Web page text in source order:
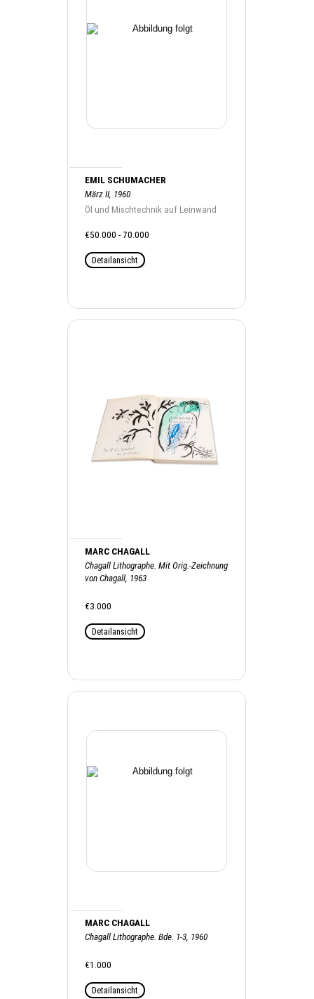
EMIL SCHUMACHER
März II, 1960
Öl und Mischtechnik auf Leinwand
€50.000 - 70.000
Detailansicht
MARC CHAGALL
Chagall Lithographe. Mit Orig.-Zeichnung
von Chagall, 1963
€3.000
Detailansicht
MARC CHAGALL
Chagall Lithographe. Bde. 1-3, 1960
€1.000
Detailansicht